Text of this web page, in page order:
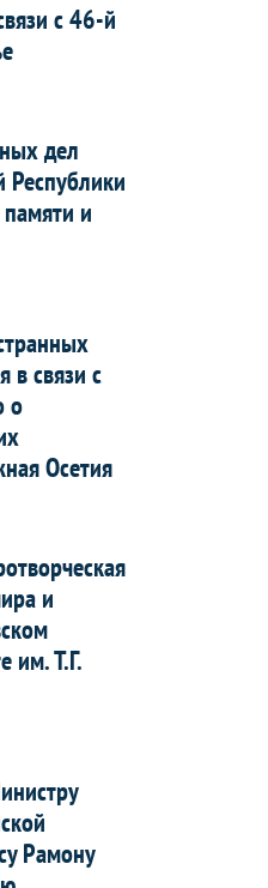
с 46-й
дел
Республики
и
в связи с
о
Осетия
и
им. Т.Г.
Рамону